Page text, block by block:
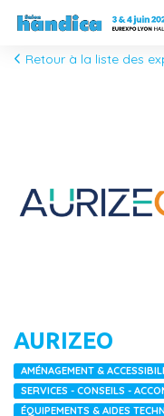
Retour à la liste des
AURIZEO
AMÉNAGEMENT &
SERVICES - CONSEILS -
ÉQUIPEMENTS & AIDES